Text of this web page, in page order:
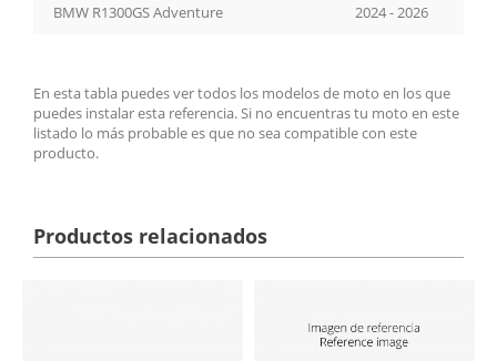
BMW R1300GS Adventure 2024 - 2026
En esta tabla puedes ver todos los modelos de moto en los que
puedes instalar esta referencia. Si no encuentras tu moto en este
listado lo más probable es que no sea compatible con este
producto.
Productos relacionados